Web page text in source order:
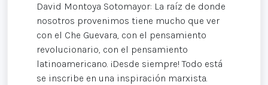
David Montoya Sotomayor: La raíz de donde
nosotros provenimos tiene mucho que ver
con el Che Guevara, con el pensamiento
revolucionario, con el pensamiento
latinoamericano. ¡Desde siempre! Todo está
se inscribe en una inspiración marxista.